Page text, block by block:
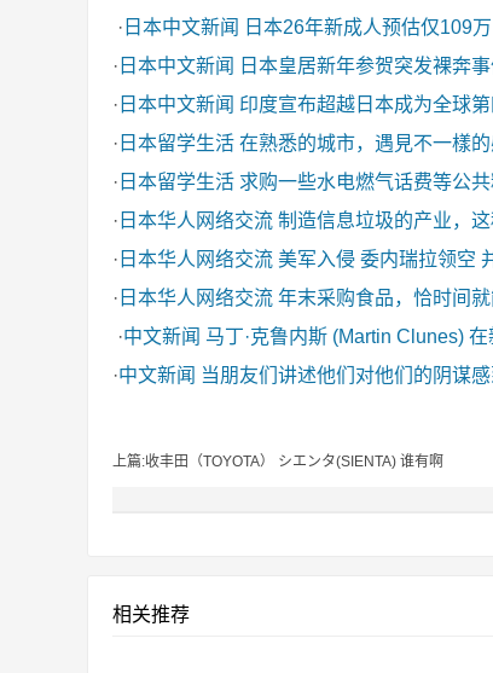
· 日本中文新闻
日本26年新成人预估仅109
· 日本中文新闻
日本皇居新年参贺突发裸奔
· 日本中文新闻 印度宣布超越日本成为全球
· 日本留学生活 在熟悉的城市，遇見不一樣
· 日本留学生活 求购一些水电燃气话费等公
· 日本华人网络交流 制造信息垃圾的产业，
· 日本华人网络交流 美军入侵 委内瑞拉领空
· 日本华人网络交流 年末采购食品，恰时间就
·中文新闻 马丁·克鲁内斯 (Martin Clunes)
·中文新闻 当朋友们讲述他们对他们的阴谋
上篇:收丰田（TOYOTA） シエンタ(SIENTA) 谁有啊
相关推荐